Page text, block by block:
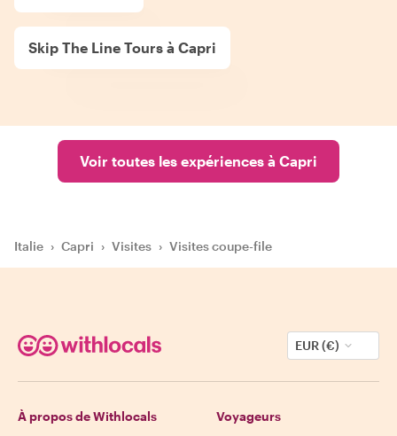
Skip The Line Tours à Capri
Voir toutes les expériences à Capri
Italie › Capri › Visites › Visites coupe-file
EUR (€)
À propos de Withlocals Voyageurs